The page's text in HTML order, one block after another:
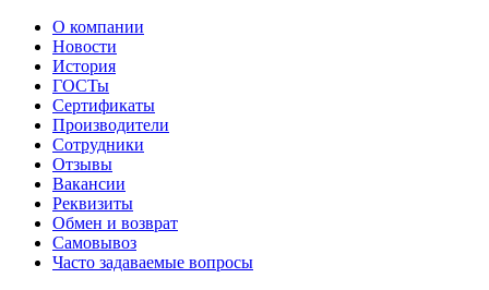
О компании
Новости
История
ГОСТы
Сертификаты
Производители
Сотрудники
Отзывы
Вакансии
Реквизиты
Обмен и возврат
Самовывоз
Часто задаваемые вопросы